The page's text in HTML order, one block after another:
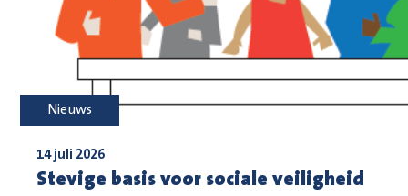
Stevige basis voor sociale veiligheid
14 juli 2026
Nieuws